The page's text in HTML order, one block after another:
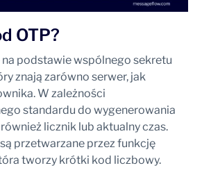
OTP?
na podstawie wspólnego sekretu
znają zarówno serwer, jak
W zależności
standardu do wygenerowania
licznik lub aktualny czas.
przetwarzane przez funkcję
tworzy krótki kod liczbowy.